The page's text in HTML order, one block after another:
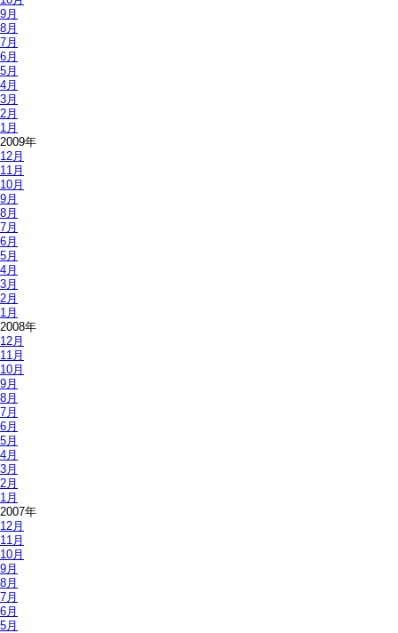
9月
8月
7月
6月
5月
4月
3月
2月
1月
2009年
12月
11月
10月
9月
8月
7月
6月
5月
4月
3月
2月
1月
2008年
12月
11月
10月
9月
8月
7月
6月
5月
4月
3月
2月
1月
2007年
12月
11月
10月
9月
8月
7月
6月
5月